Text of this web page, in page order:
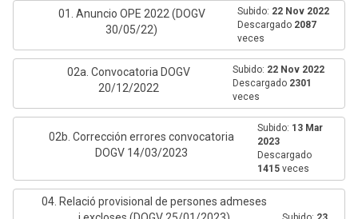
01. Anuncio OPE 2022 (DOGV
30/05/22)
Subido: 22 Nov 2022
Descargado 2087
veces
02a. Convocatoria DOGV
20/12/2022
Subido: 22 Nov 2022
Descargado 2301
veces
02b. Corrección errores convocatoria
DOGV 14/03/2023
Subido: 13 Mar
2023
Descargado
1415 veces
04. Relació provisional de persones admeses